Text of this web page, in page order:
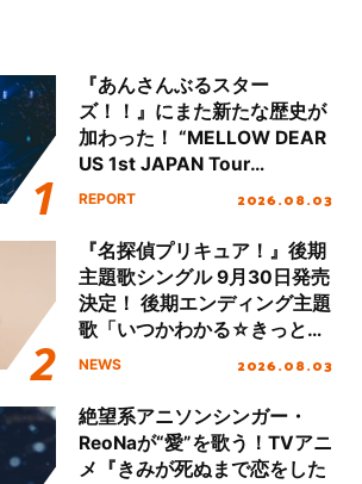
『あんさんぶるスター
ズ！！』にまた新たな歴史が
加わった！ “MELLOW DEAR
US 1st JAPAN Tour
Final「NICE to meet YOU
ート!!
REPORT 2026.08.03
『名探偵プリキュア！』後期
主題歌シングル 9月30日発売
決定！ 後期エンディング主題
歌「いつかわかる☆きっとあ
える」TVサイズ先行配信開
NEWS 2026.08.03
絶望系アニソンシンガー・
ReoNaが“愛”を歌う！TVアニ
メ『きみが死ぬまで恋をした